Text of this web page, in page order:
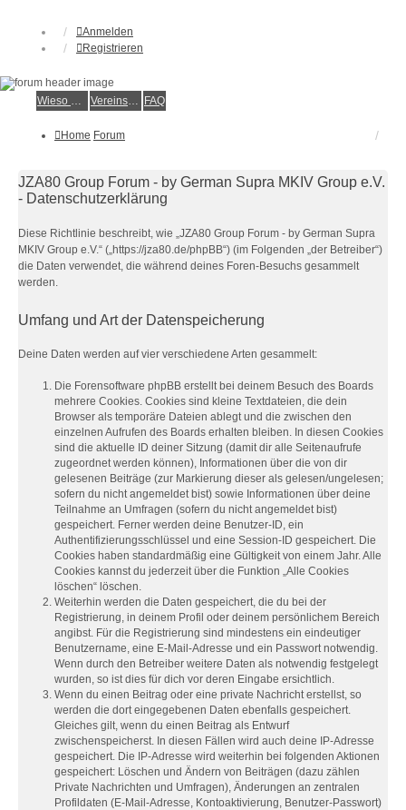
Anmelden
Registrieren
Wieso der e.V.? Vereinsmitglied werden FAQ
Home Forum
JZA80 Group Forum - by German Supra MKIV Group e.V.
- Datenschutzerklärung
Diese Richtlinie beschreibt, wie „JZA80 Group Forum - by German Supra
MKIV Group e.V.“ („https://jza80.de/phpBB“) (im Folgenden „der Betreiber“)
die Daten verwendet, die während deines Foren-Besuchs gesammelt
werden.
Umfang und Art der Datenspeicherung
Deine Daten werden auf vier verschiedene Arten gesammelt:
Die Forensoftware phpBB erstellt bei deinem Besuch des Boards
mehrere Cookies. Cookies sind kleine Textdateien, die dein
Browser als temporäre Dateien ablegt und die zwischen den
einzelnen Aufrufen des Boards erhalten bleiben. In diesen Cookies
sind die aktuelle ID deiner Sitzung (damit dir alle Seitenaufrufe
zugeordnet werden können), Informationen über die von dir
gelesenen Beiträge (zur Markierung dieser als gelesen/ungelesen;
sofern du nicht angemeldet bist) sowie Informationen über deine
Teilnahme an Umfragen (sofern du nicht angemeldet bist)
gespeichert. Ferner werden deine Benutzer-ID, ein
Authentifizierungsschlüssel und eine Session-ID gespeichert. Die
Cookies haben standardmäßig eine Gültigkeit von einem Jahr. Alle
Cookies kannst du jederzeit über die Funktion „Alle Cookies
löschen“ löschen.
Weiterhin werden die Daten gespeichert, die du bei der
Registrierung, in deinem Profil oder deinem persönlichem Bereich
angibst. Für die Registrierung sind mindestens ein eindeutiger
Benutzername, eine E-Mail-Adresse und ein Passwort notwendig.
Wenn durch den Betreiber weitere Daten als notwendig festgelegt
wurden, so ist dies für dich vor deren Eingabe ersichtlich.
Wenn du einen Beitrag oder eine private Nachricht erstellst, so
werden die dort eingegebenen Daten ebenfalls gespeichert.
Gleiches gilt, wenn du einen Beitrag als Entwurf
zwischenspeicherst. In diesen Fällen wird auch deine IP-Adresse
gespeichert. Die IP-Adresse wird weiterhin bei folgenden Aktionen
gespeichert: Löschen und Ändern von Beiträgen (dazu zählen
Private Nachrichten und Umfragen), Änderungen an zentralen
Profildaten (E-Mail-Adresse, Kontoaktivierung, Benutzer-Passwort)